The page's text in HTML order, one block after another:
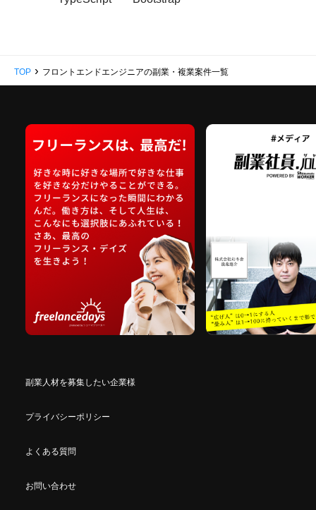
TOP › フロントエンドエンジニアの副業・複業案件一覧
副業人材を募集したい企業様
プライバシーポリシー
よくある質問
お問い合わせ